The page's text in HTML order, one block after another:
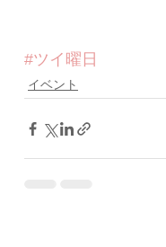
#ツイ曜日
イベント